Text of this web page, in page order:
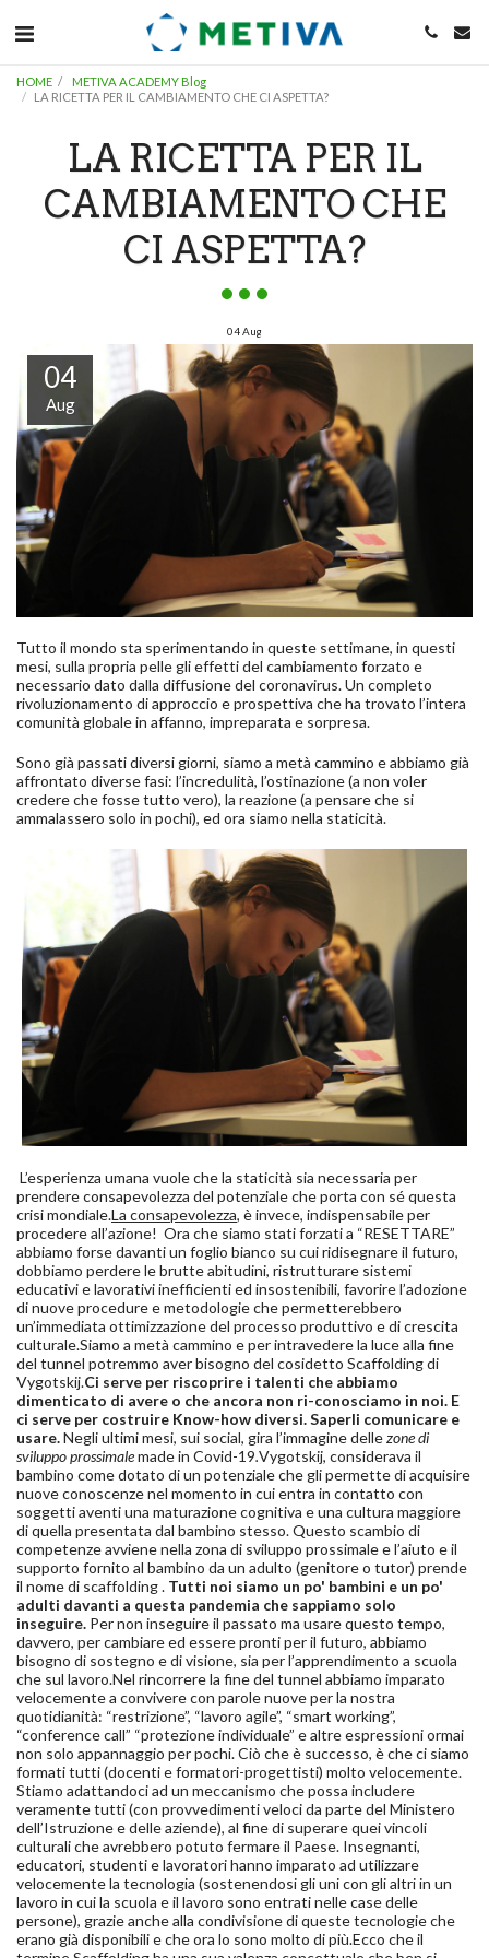
HOME
METIVA ACADEMY Blog
LA RICETTA PER IL CAMBIAMENTO CHE CI ASPETTA?
LA RICETTA PER IL
CAMBIAMENTO CHE
CI ASPETTA?
04Aug
04
Aug
Tutto il mondo sta sperimentando in queste settimane, in questi
mesi, sulla propria pelle gli effetti del cambiamento forzato e
necessario dato dalla diffusione del coronavirus. Un completo
rivoluzionamento di approccio e prospettiva che ha trovato l’intera
comunità globale in affanno, impreparata e sorpresa.
Sono già passati diversi giorni, siamo a metà cammino e abbiamo già
affrontato diverse fasi: l’incredulità, l’ostinazione (a non voler
credere che fosse tutto vero), la reazione (a pensare che si
ammalassero solo in pochi), ed ora siamo nella staticità.
L’esperienza umana vuole che la staticità sia necessaria per
prendere consapevolezza del potenziale che porta con sé questa
crisi mondiale.La consapevolezza, è invece, indispensabile per
procedere all’azione! Ora che siamo stati forzati a “RESETTARE”
abbiamo forse davanti un foglio bianco su cui ridisegnare il futuro,
dobbiamo perdere le brutte abitudini, ristrutturare sistemi
educativi e lavorativi inefficienti ed insostenibili, favorire l’adozione
di nuove procedure e metodologie che permetterebbero
un’immediata ottimizzazione del processo produttivo e di crescita
culturale.Siamo a metà cammino e per intravedere la luce alla fine
del tunnel potremmo aver bisogno del cosidetto Scaffolding di
Vygotskij.Ci serve per riscoprire i talenti che abbiamo
dimenticato di avere o che ancora non ri-conosciamo in noi. E
ci serve per costruire Know-how diversi. Saperli comunicare e
usare.Negli ultimi mesi, sui social, gira l’immagine dellezone di
sviluppo prossimalemade in Covid-19.Vygotskij, considerava il
bambino come dotato di un potenziale che gli permette di acquisire
nuove conoscenze nel momento in cui entra in contatto con
soggetti aventi una maturazione cognitiva e una cultura maggiore
di quella presentata dal bambino stesso. Questo scambio di
competenze avviene nella zona di sviluppo prossimale e l’aiuto e il
supporto fornito al bambino da un adulto (genitore o tutor) prende
il nome di scaffolding . Tutti noi siamo un po' bambini e un po'
adulti davanti a questa pandemia che sappiamo solo
inseguire. Per non inseguire il passato ma usare questo tempo,
davvero, per cambiare ed essere pronti per il futuro, abbiamo
bisogno di sostegno e di visione, sia per l’apprendimento a scuola
che sul lavoro.Nel rincorrere la fine del tunnel abbiamo imparato
velocemente a convivere con parole nuove per la nostra
quotidianità: “restrizione”, “lavoro agile”, “smart working”,
“conference call” “protezione individuale” e altre espressioni ormai
non solo appannaggio per pochi. Ciò che è successo, è che ci siamo
formati tutti (docenti e formatori-progettisti) molto velocemente.
Stiamo adattandoci ad un meccanismo che possa includere
veramente tutti (con provvedimenti veloci da parte del Ministero
dell’Istruzione e delle aziende), al fine di superare quei vincoli
culturali che avrebbero potuto fermare il Paese. Insegnanti,
educatori, studenti e lavoratori hanno imparato ad utilizzare
velocemente la tecnologia (sostenendosi gli uni con gli altri in un
lavoro in cui la scuola e il lavoro sono entrati nelle case delle
persone), grazie anche alla condivisione di queste tecnologie che
erano già disponibili e che ora lo sono molto di più.Ecco che il